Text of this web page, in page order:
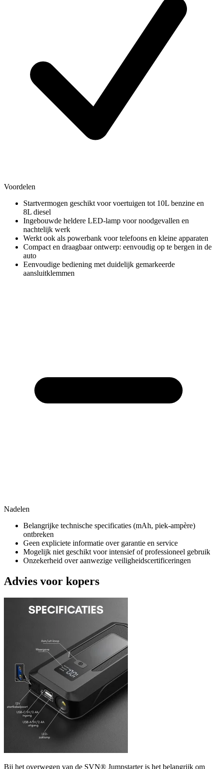
Voordelen
Startvermogen geschikt voor voertuigen tot 10L benzine en
8L diesel
Ingebouwde heldere LED-lamp voor noodgevallen en
nachtelijk werk
Werkt ook als powerbank voor telefoons en kleine apparaten
Compact en draagbaar ontwerp: eenvoudig op te bergen in de
auto
Eenvoudige bediening met duidelijk gemarkeerde
aansluitklemmen
Nadelen
Belangrijke technische specificaties (mAh, piek-ampère)
ontbreken
Geen expliciete informatie over garantie en service
Mogelijk niet geschikt voor intensief of professioneel gebruik
Onzekerheid over aanwezige veiligheidscertificeringen
Advies voor kopers
Bij het overwegen van de SVN® Jumpstarter is het belangrijk om